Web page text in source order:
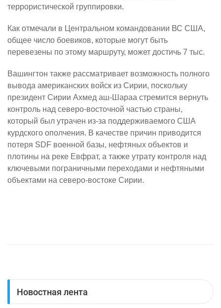
террористической группировки.
Как отмечали в Центральном командовании ВС США,
общее число боевиков, которые могут быть
перевезены по этому маршруту, может достичь 7 тыс.
Вашингтон также рассматривает возможность полного
вывода американских войск из Сирии, поскольку
президент Сирии Ахмед аш-Шараа стремится вернуть
контроль над северо-восточной частью страны,
который был утрачен из-за поддерживаемого США
курдского ополчения. В качестве причин приводится
потеря SDF военной базы, нефтяных объектов и
плотины на реке Евфрат, а также утрату контроля над
ключевыми пограничными переходами и нефтяными
объектами на северо-востоке Сирии.
Новостная лента